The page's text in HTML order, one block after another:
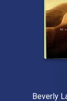
Beverly